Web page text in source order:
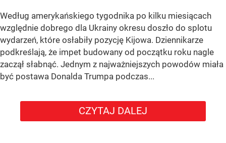
Według amerykańskiego tygodnika po kilku miesiącach
względnie dobrego dla Ukrainy okresu doszło do splotu
wydarzeń, które osłabiły pozycję Kijowa. Dziennikarze
podkreślają, że impet budowany od początku roku nagle
zaczął słabnąć. Jednym z najważniejszych powodów miała
być postawa Donalda Trumpa podczas...
CZYTAJ DALEJ